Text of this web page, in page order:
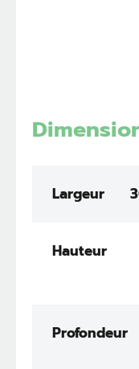
Largeur
Hauteur
Profondeur